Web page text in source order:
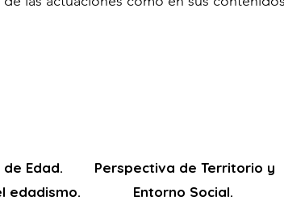
Edad.
edadismo.
Perspectiva de Territorio y
Entorno Social.